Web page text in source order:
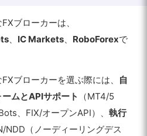
ブローカーは、
、 IC Markets、 RoboForexで
ブローカーを選ぶ際には、 自
ムとAPIサポート
（MT4/5
、FIX/オープンAPI）、執行
NDD（ノーディーリングデス